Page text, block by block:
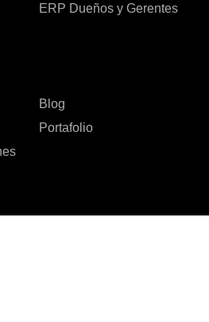
ERP Dueños y Gerentes
Blog
Portafolio